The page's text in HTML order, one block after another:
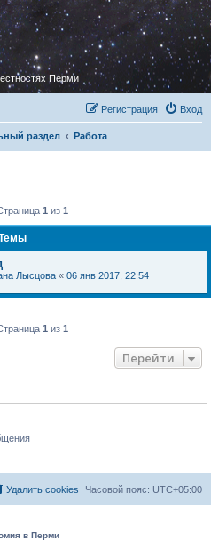
Перми
Вход
Регистрация
раздел Работа
1 из 1
Лысцова « 06 янв 2017, 22:54
1 из 1
Перейти
Часовой пояс: UTC+05:00
Удалить cookies
в Перми